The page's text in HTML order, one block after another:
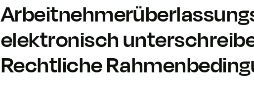
elektronisch
Rechtliche